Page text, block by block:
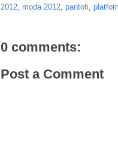
2012 moda 2012 pantofi
0 comments:
Post a Comment